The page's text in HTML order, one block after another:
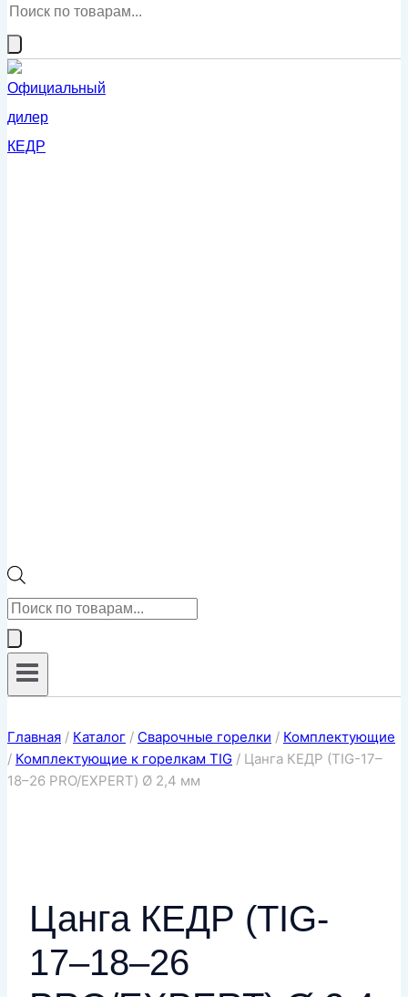
Поиск
товаров
Поиск
товаров
Главная / Каталог / Сварочные горелки / Комплектующие
/ Комплектующие к горелкам TIG / Цанга КЕДР (TIG-17–
18–26 PRO/EXPERT) Ø 2,4 мм
Цанга КЕДР (TIG-
17–18–26